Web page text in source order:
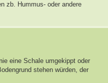
zb. Hummus- oder andere
eine Schale umgekippt oder
stehen würden, der